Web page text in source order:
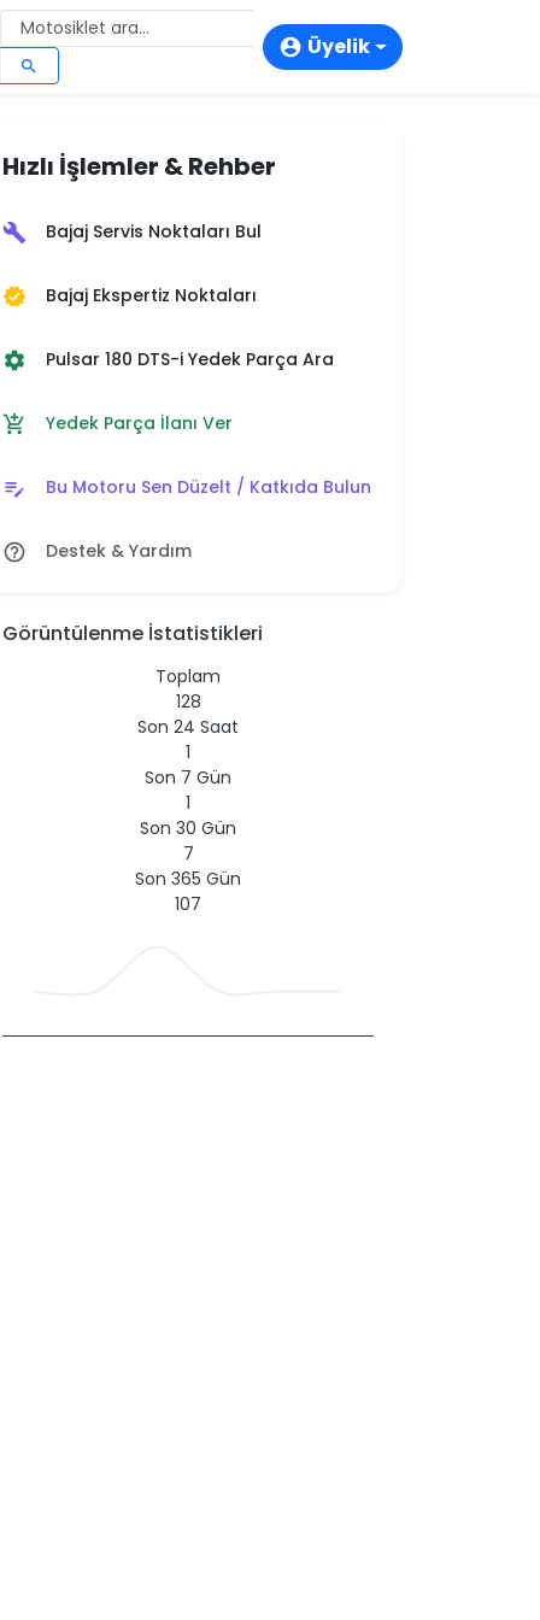
search
account_circle Üyelik
Hızlı İşlemler & Rehber
build Bajaj Servis Noktaları Bul
verified Bajaj Ekspertiz Noktaları
settings Pulsar 180 DTS-i Yedek Parça Ara
add_shopping_cart Yedek Parça İlanı Ver
edit_note Bu Motoru Sen Düzelt / Katkıda Bulun
help_outline Destek & Yardım
Görüntülenme İstatistikleri
Toplam
128
Son 24 Saat
1
Son 7 Gün
1
Son 30 Gün
7
Son 365 Gün
107